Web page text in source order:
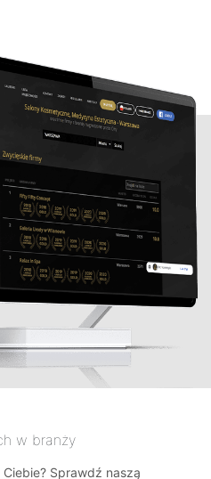
w branży
Sprawdź naszą